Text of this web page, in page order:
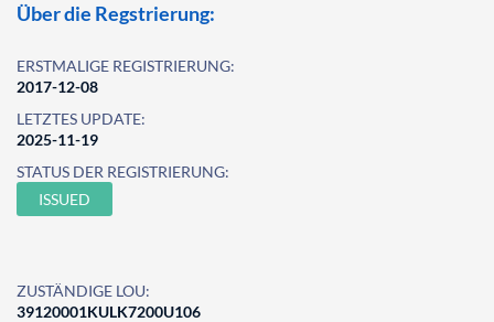
Über die Regstrierung:
ERSTMALIGE REGISTRIERUNG:
2017-12-08
LETZTES UPDATE:
2025-11-19
STATUS DER REGISTRIERUNG:
ISSUED
ZUSTÄNDIGE LOU:
39120001KULK7200U106